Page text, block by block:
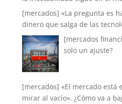
[mercados] «La pregunta es
dinero que salga de las
[mercados
solo un ajuste?
[mercados] «El mercado está
mirar al vacío». ¿Cómo va a